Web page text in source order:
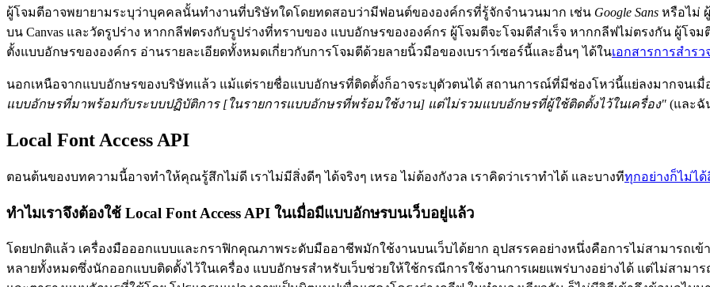
ผู้โจมตีอาจพยายามระบุว่าบุคคลนั้นทำงานที่บริษัทใดโดยทดสอบว่ามีฟอนต์ขององค์กรที่รู้จักจำนวนมาก เช่น Google Sans หรือไม่
บน Canvas และวัดรูปร่าง หากกลีฟตรงกับรูปร่างที่ทราบของ แบบอักษรขององค์กร ผู้โจมตีจะโจมตีสำเร็จ หากกลีฟไม่ตรงกัน ผู้โ
ตั้งแบบอักษรขององค์กร อ่านรายละเอียดทั้งหมดเกี่ยวกับการโจมตีด้วยลายนิ้วมือของเบราว์เซอร์นี้และอื่นๆ ได้ในเอกสารการสำรว
นอกเหนือจากแบบอักษรของบริษัทแล้ว แม้แต่รายชื่อแบบอักษรที่ติดตั้งก็อาจระบุตัวตนได้ สถานการณ์ที่มีช่องโหว่นี้แย่ลงมากจนเมื่อ
แบบอักษรที่มาพร้อมกับระบบปฏิบัติการ [ในรายการแบบอักษรที่พร้อมใช้งาน] แต่ไม่รวมแบบอักษรที่ผู้ใช้ติดตั้งไว้ในเครื่อง" (และฉั
Local Font Access API
ตอนต้นของบทความนี้อาจทำให้คุณรู้สึกไม่ดี เราไม่มีสิ่งดีๆ ได้จริงๆ เหรอ ไม่ต้องกังวล เราคิดว่าเราทำได้ และบางทีทุกอย่างก็ไม่ไ
ทำไมเราจึงต้องใช้ Local Font Access API ในเมื่อมีแบบอักษรบนเว็บอยู่แล้ว
โดยปกติแล้ว เครื่องมือออกแบบและกราฟิกคุณภาพระดับมืออาชีพมักใช้งานบนเว็บได้ยาก อุปสรรคอย่างหนึ่งคือการไม่สามารถเ
หลายทั้งหมดซึ่งนักออกแบบติดตั้งไว้ในเครื่อง แบบอักษรสำหรับเว็บช่วยให้ใช้กรณีการใช้งานการเผยแพร่บางอย่างได้ แต่ไม่สามาร